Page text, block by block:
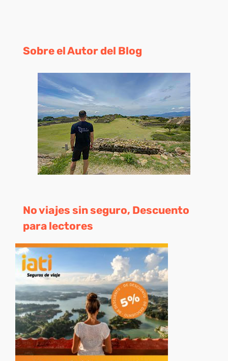
Sobre el Autor del Blog
No viajes sin seguro, Descuento
para lectores